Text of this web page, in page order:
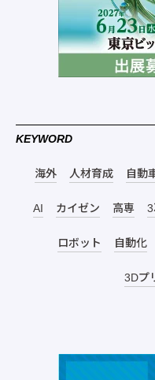
KEYWORD
海外 人材育成 自動
AI カイゼン 高専
ロボット 自動化
3Dプ